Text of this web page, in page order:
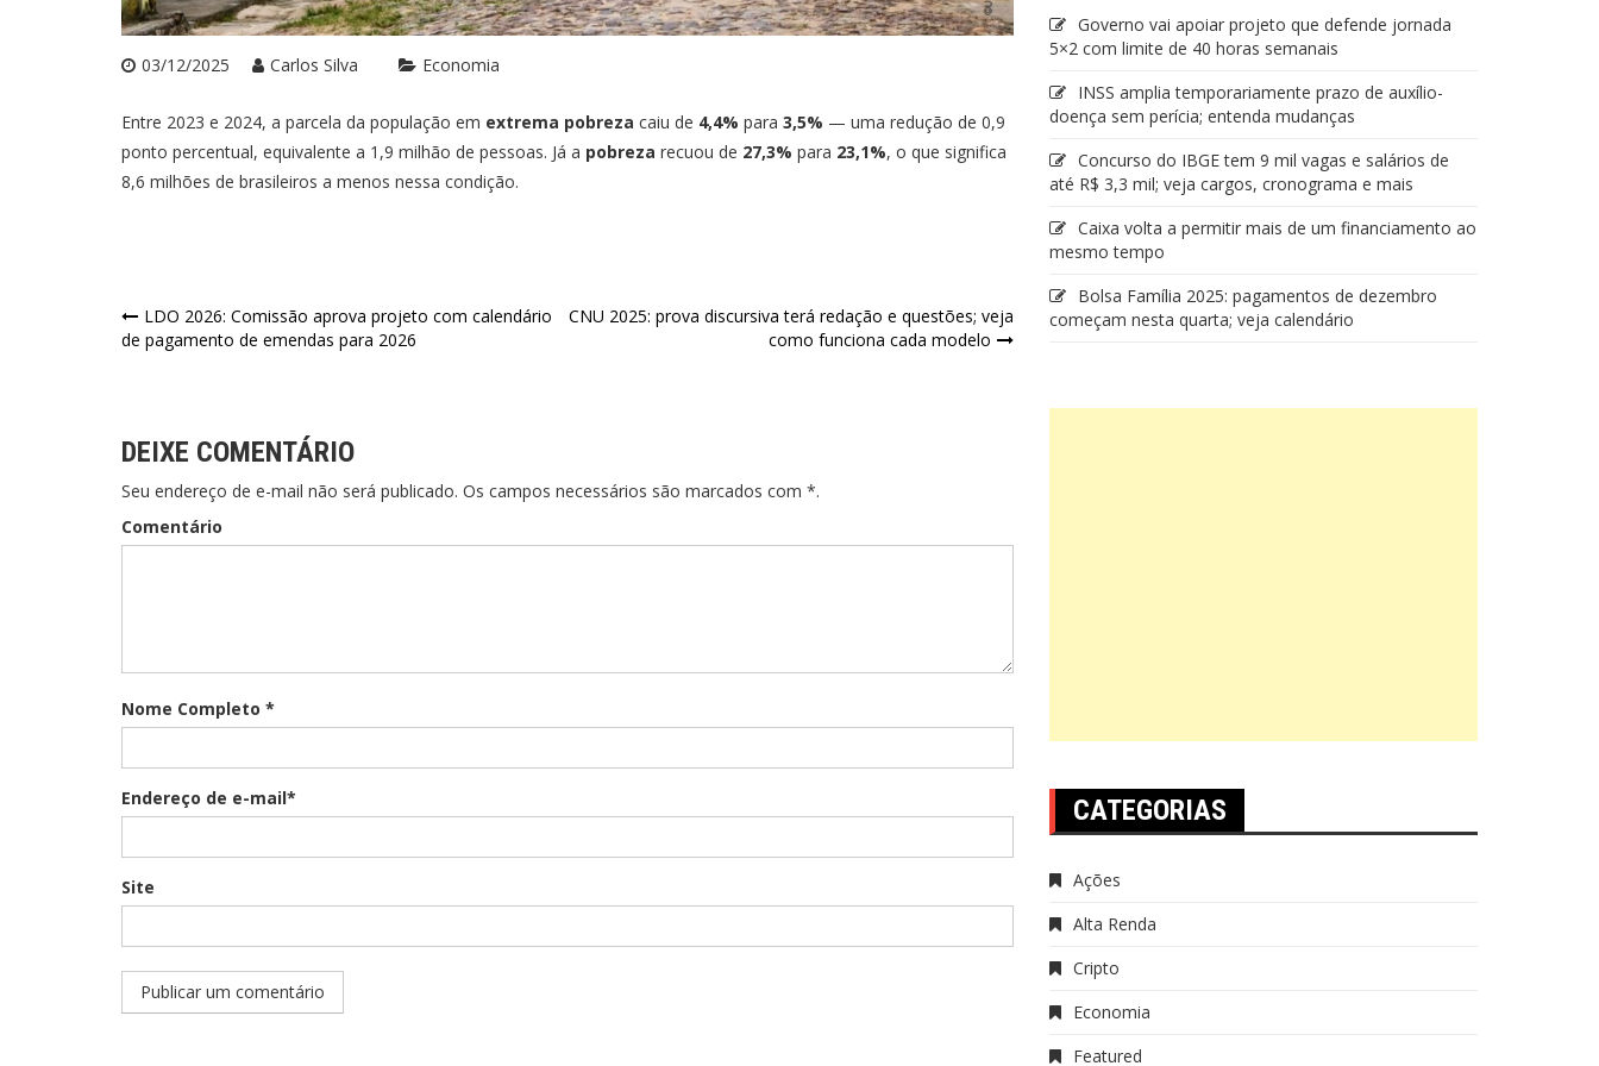
03/12/2025 Carlos Silva Economia
Entre 2023 e 2024, a parcela da população em extrema pobreza caiu de 4,4% para 3,5% — uma redução de 0,9
ponto percentual, equivalente a 1,9 milhão de pessoas. Já a pobreza recuou de 27,3% para 23,1%, o que significa
8,6 milhões de brasileiros a menos nessa condição.
Navegação
de
LDO 2026: Comissão aprova projeto com calendário
de pagamento de emendas para 2026
CNU 2025: prova discursiva terá redação e questões; veja
como funciona cada modelo
DEIXE COMENTÁRIO
Seu endereço de e-mail não será publicado. Os campos necessários são marcados com *.
Comentário
Nome Completo *
Endereço de e-mail*
Site
Governo vai apoiar projeto que defende jornada
5×2 com limite de 40 horas semanais
INSS amplia temporariamente prazo de auxílio-
doença sem perícia; entenda mudanças
Concurso do IBGE tem 9 mil vagas e salários de
até R$ 3,3 mil; veja cargos, cronograma e mais
Caixa volta a permitir mais de um financiamento ao
mesmo tempo
Bolsa Família 2025: pagamentos de dezembro
começam nesta quarta; veja calendário
CATEGORIAS
Ações
Alta Renda
Cripto
Economia
Featured